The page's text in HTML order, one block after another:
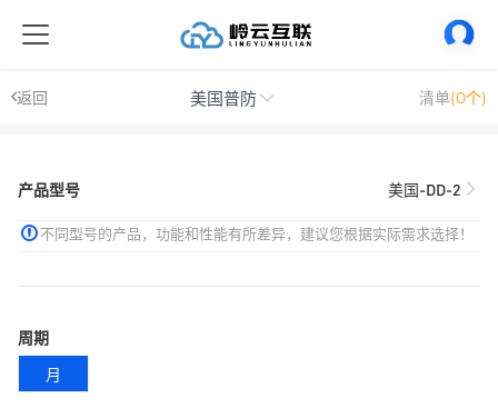
返回 美国普防 清单(0个)
产品型号 美国-DD-2
不同型号的产品，功能和性能有所差异，建议您根据实际需求选择！
周期
月